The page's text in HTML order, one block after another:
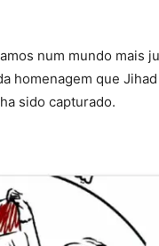
num mundo mais
homenagem que
sido capturado.